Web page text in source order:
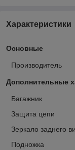
Характеристики
Основные
Производитель
Дополнительные
Багажник
Защита цепи
Зеркало заднего
Подножка